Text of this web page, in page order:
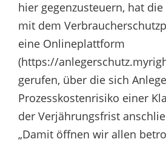
hier gegenzusteuern, hat
mit dem
eine Onlineplattform
(https://
gerufen, über die sich
Prozesskostenrisiko einer
der Verjährungsfrist
„Damit öffnen wir allen